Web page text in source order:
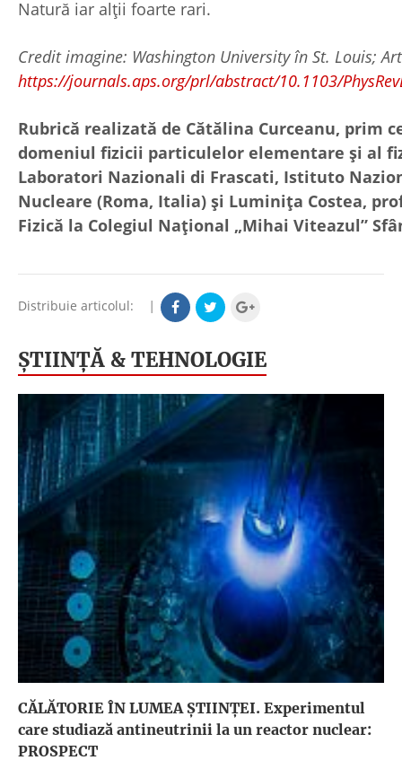
Natură iar alții foarte rari.
Credit imagine: Washington University în St. Louis;
https://journals.aps.org/prl/abstract/10.1103/
Rubrică realizată de Cătălina Curceanu, prim
domeniul fizicii particulelor elementare şi al
Laboratori Nazionali di Frascati, Istituto
Nucleare (Roma, Italia) şi Luminiţa Costea,
Fizică la Colegiul Naţional „Mihai Viteazul”
Distribuie articolul: |
ŞTIINŢĂ & TEHNOLOGIE
CĂLĂTORIE ÎN LUMEA ȘTIINȚEI. Experimentul
care studiază antineutrinii la un reactor nuclear:
PROSPECT